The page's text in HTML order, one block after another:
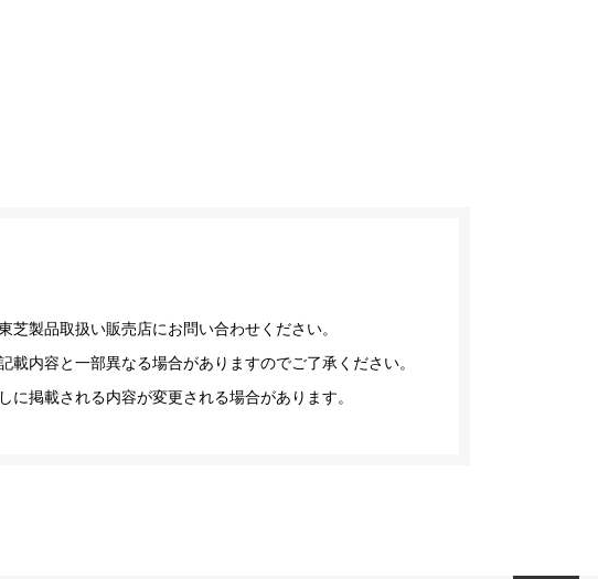
製品取扱い販売店にお問い合わせください。
内容と一部異なる場合がありますのでご了承ください。
掲載される内容が変更される場合があります。